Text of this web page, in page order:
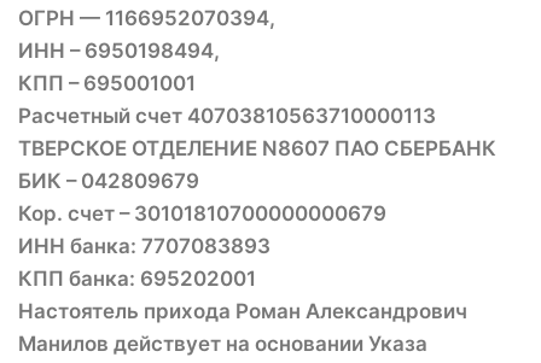
ОГРН — 1166952070394,
ИНН – 6950198494,
КПП – 695001001
Расчетный счет 40703810563710000113
ТВЕРСКОЕ ОТДЕЛЕНИЕ N8607 ПАО СБЕРБАНК
БИК – 042809679
Кор. счет – 30101810700000000679
ИНН банка: 7707083893
КПП банка: 695202001
Настоятель прихода Роман Александрович
Манилов действует на основании Указа